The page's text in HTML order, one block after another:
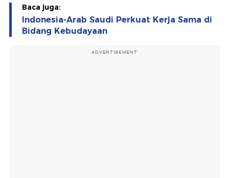
Baca juga:
Indonesia-Arab Saudi Perkuat Kerja Sama di
Bidang Kebudayaan
ADVERTISEMENT